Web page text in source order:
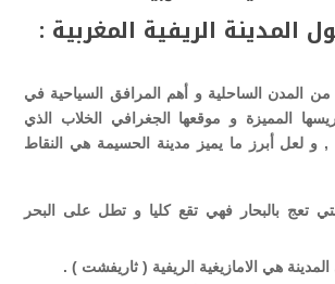
المدينة الريفية المغربية :
من المدن الساحلية و أهم المرافق السياحية في
المميزة و موقعها الجغرافي الخلاب الذي
, و لعل أبرز ما يميز مدينة الحسيمة هي النقاط
تعج بالبحار فهي تقع كليا و تطل على البحر
هي الامازيغية الريفية ( ثاريفشت ) .